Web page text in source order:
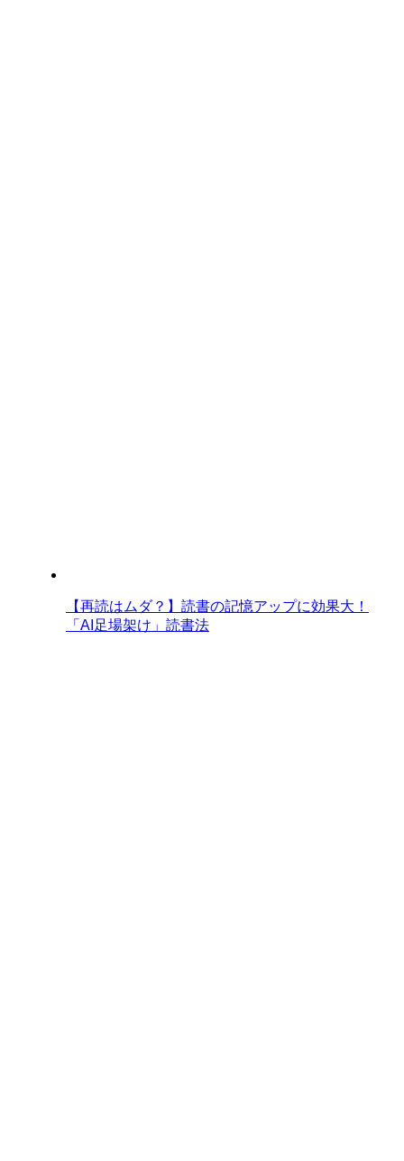
【再読はムダ？】読書の記憶アップに効果大！
「AI足場架け」読書法